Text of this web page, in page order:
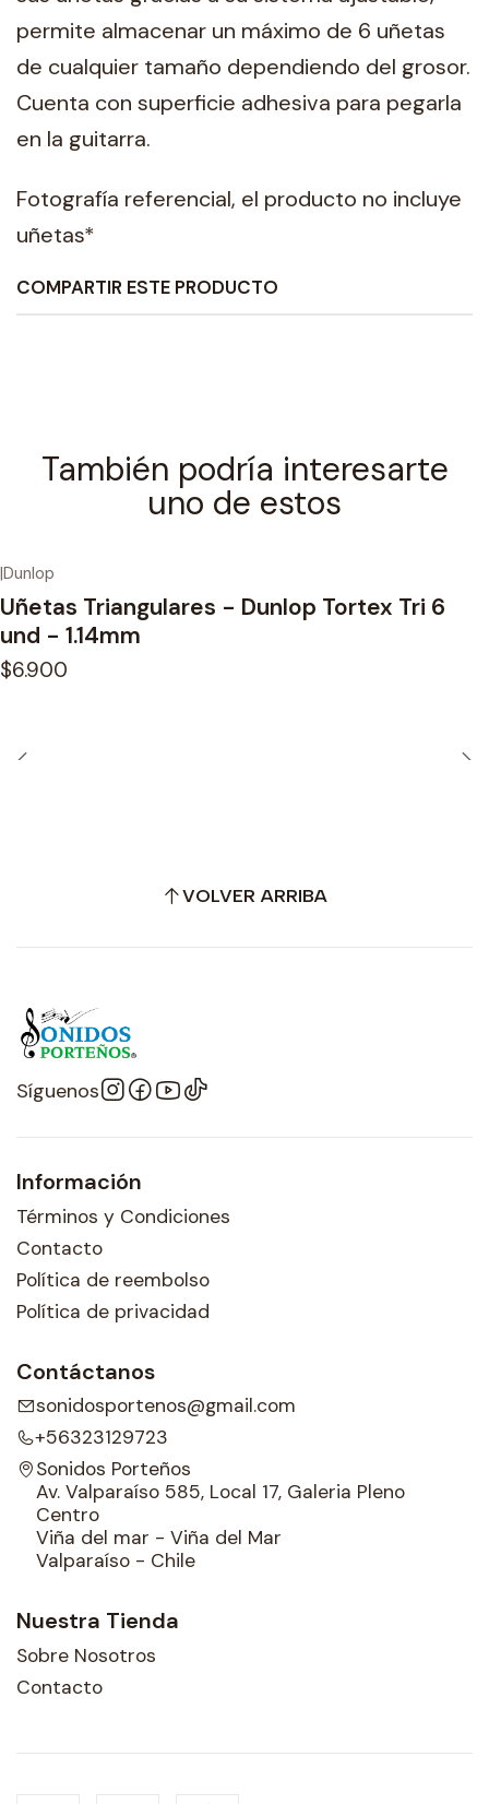
permite almacenar un máximo de 6 uñetas
de cualquier tamaño dependiendo del grosor.
Cuenta con superficie adhesiva para pegarla
en la guitarra.
Fotografía referencial, el producto no incluye
uñetas*
COMPARTIR ESTE PRODUCTO
También podría interesarte
uno de estos
|Dunlop
Uñetas Triangulares - Dunlop Tortex Tri 6
und - 1.14mm
$6.900
VOLVER ARRIBA
Síguenos
Información
Términos y Condiciones
Contacto
Política de reembolso
Política de privacidad
Contáctanos
sonidosportenos@gmail.com
+56323129723
Sonidos Porteños
Av. Valparaíso 585, Local 17, Galeria Pleno
Centro
Viña del mar - Viña del Mar
Valparaíso - Chile
Nuestra Tienda
Sobre Nosotros
Contacto